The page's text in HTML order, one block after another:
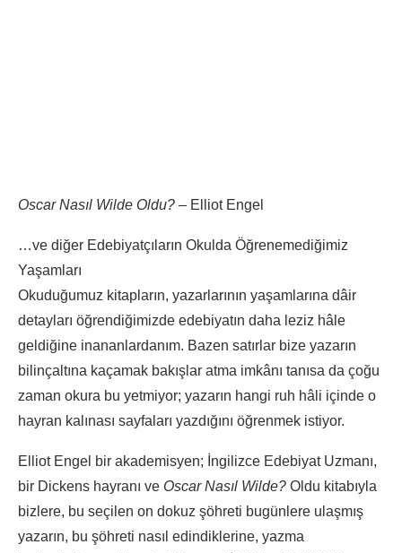
Oscar Nasıl Wilde Oldu? – Elliot Engel
…ve diğer Edebiyatçıların Okulda Öğrenemediğimiz
Yaşamları
Okuduğumuz kitapların, yazarlarının yaşamlarına dâir
detayları öğrendiğimizde edebiyatın daha leziz hâle
geldiğine inananlardanım. Bazen satırlar bize yazarın
bilinçaltına kaçamak bakışlar atma imkânı tanısa da çoğu
zaman okura bu yetmiyor; yazarın hangi ruh hâli içinde o
hayran kalınası sayfaları yazdığını öğrenmek istiyor.
Elliot Engel bir akademisyen; İngilizce Edebiyat Uzmanı,
bir Dickens hayranı ve Oscar Nasıl Wilde? Oldu kitabıyla
bizlere, bu seçilen on dokuz şöhreti bugünlere ulaşmış
yazarın, bu şöhreti nasıl edindiklerine, yazma